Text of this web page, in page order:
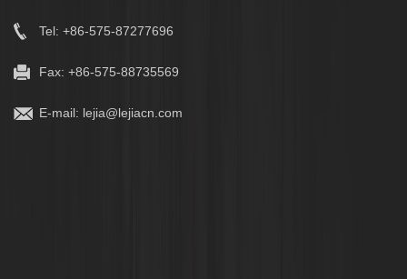
Tel: +86-575-87277696
Fax: +86-575-88735569
E-mail: lejia@lejiacn.com